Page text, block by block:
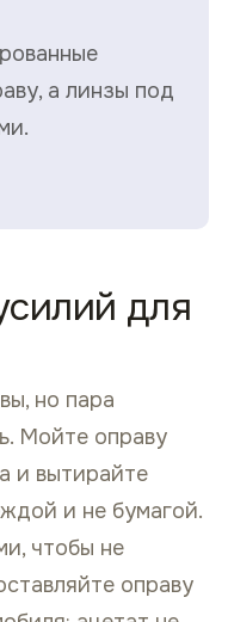
а линзы под
для
но пара
Мойте оправу
и вытирайте
и не бумагой.
чтобы не
оправу